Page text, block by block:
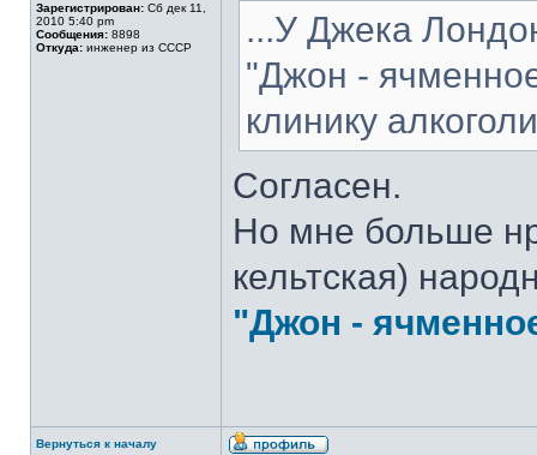
Зарегистрирован: Сб дек 11,
2010 5:40 pm
Сообщения: 8898
Откуда: инженер из СССР
...У Джека
"Джон -
клинику
Согласен.
Но мне больше
кельтская)
"Джон -
Вернуться к началу